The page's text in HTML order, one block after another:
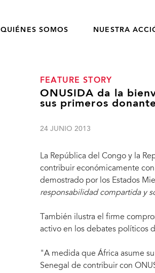
QUIÉNES SOMOS NUESTRA
FEATURE STORY
ONUSIDA da la
sus primeros
24 JUNIO 2013
La República del Congo y la
contribuir económicamente
demostrado por los Estados
responsabilidad compartida y
También ilustra el firme
activo en los debates políticos
"A medida que África asume
Senegal de contribuir con